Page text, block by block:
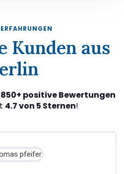
Kunden aus
850+ positive Bewertungen
4.7 von 5 Sternen!